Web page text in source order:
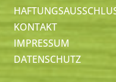
KONTAKT
IMPRESSUM
DATENSCHUTZ